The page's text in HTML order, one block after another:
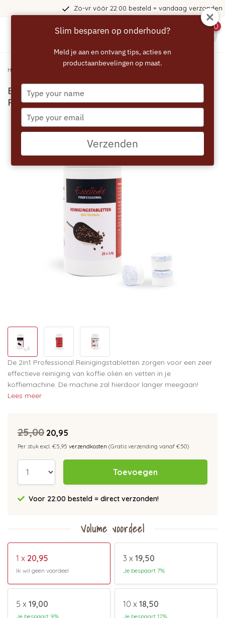
Zo-vr vóór 22:00 besteld = vandaag verzonden
0
Home
ECCELLENTE PROFESSIONAL
Reinigingstabletten 25 x 3,4 gram
De 2in1 Professional Reinigingstabletten zorgen voor een zeer
effectieve reiniging van koffie oliën en vetten in je
koffiemachine. De machine zal hierdoor langer meegaan!
Lees meer
25,00 20,95
Per stuk excl. €5,95 verzendkosten (Gratis verzending vanaf €50)
Toevoegen
Voor 22:00 besteld = direct verzonden!
Volume voordeel
1 x 20,95
Ik wil geen voordeel
3 x 19,50
Je bespaart 7%
5 x 19,00
Je bespaart 9%
10 x 18,50
Je bespaart 12%
Slim besparen op onderhoud?
Meld je aan en ontvang tips, acties en
productaanbevelingen op maat.
Type
your
name
Type
your
email
Verzenden